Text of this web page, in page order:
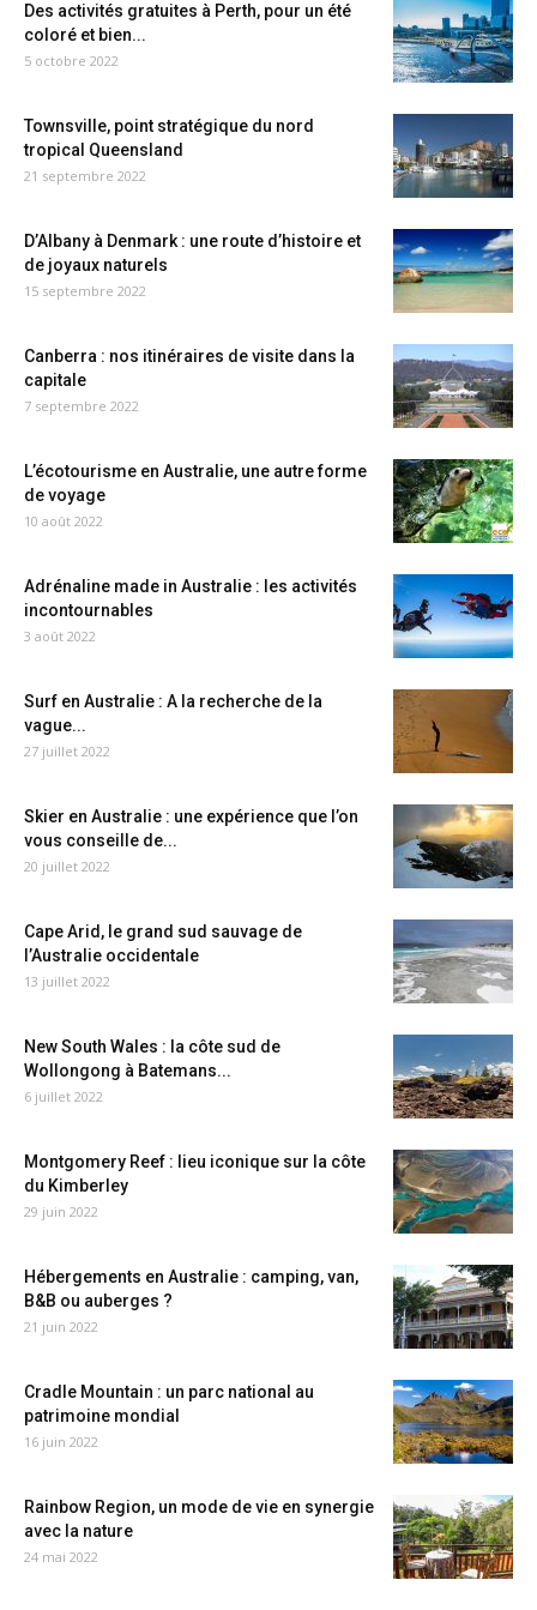
Des activités gratuites à Perth, pour un été
coloré et bien...
5 octobre 2022
Townsville, point stratégique du nord
tropical Queensland
21 septembre 2022
D’Albany à Denmark : une route d’histoire et
de joyaux naturels
15 septembre 2022
Canberra : nos itinéraires de visite dans la
capitale
7 septembre 2022
L’écotourisme en Australie, une autre forme
de voyage
10 août 2022
Adrénaline made in Australie : les activités
incontournables
3 août 2022
Surf en Australie : A la recherche de la
vague...
27 juillet 2022
Skier en Australie : une expérience que l’on
vous conseille de...
20 juillet 2022
Cape Arid, le grand sud sauvage de
l’Australie occidentale
13 juillet 2022
New South Wales : la côte sud de
Wollongong à Batemans...
6 juillet 2022
Montgomery Reef : lieu iconique sur la côte
du Kimberley
29 juin 2022
Hébergements en Australie : camping, van,
B&B ou auberges ?
21 juin 2022
Cradle Mountain : un parc national au
patrimoine mondial
16 juin 2022
Rainbow Region, un mode de vie en synergie
avec la nature
24 mai 2022